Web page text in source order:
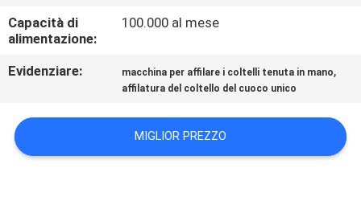
NOTIZIE
CASI
CHIEDI
UN
Capacità di
alimentazione:
100.000 al mese
Evidenziare: macchina per affilare i coltelli tenuta in mano,
affilatura del coltello del cuoco unico
MIGLIOR PREZZO